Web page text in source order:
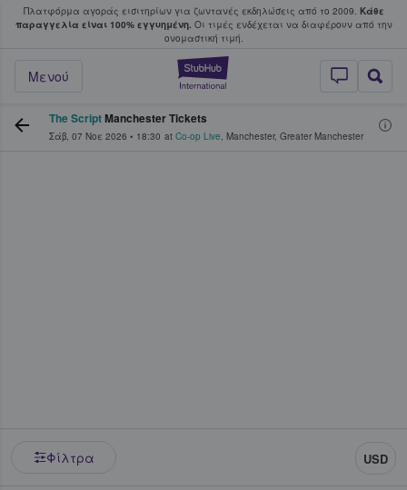
Πλατφόρμα αγοράς εισιτηρίων για ζωντανές εκδηλώσεις από το 2009. Κάθε
παραγγελία είναι 100% εγγυημένη. Οι τιμές ενδέχεται να διαφέρουν από την
oνομαστική τιμή.
StubHub - Όπου
Μενού
φαν αγοράζουν και πουλούν
The ScriptManchester Tickets
Σάβ, 07 Νοε 2026 • 18:30 at Co-op Live, Manchester, Greater Manchester
Φίλτρα USD